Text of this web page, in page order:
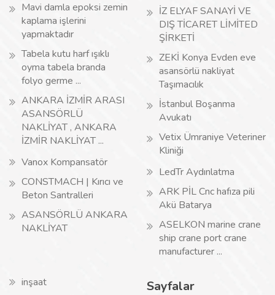
Mavi damla epoksi zemin
kaplama işlerini
yapmaktadır
Tabela kutu harf ışıklı
oyma tabela branda
folyo germe ...
ANKARA İZMİR ARASI
ASANSÖRLÜ
NAKLİYAT , ANKARA
İZMİR NAKLİYAT ...
Vanox Kompansatör
CONSTMACH | Kırıcı ve
Beton Santralleri
ASANSÖRLÜ ANKARA
NAKLİYAT
İZ ELYAF SANAYİ VE
DIŞ TİCARET LİMİTED
ŞİRKETİ
ZEKİ Konya Evden eve
asansörlü nakliyat
Taşımacılık
İstanbul Boşanma
Avukatı
Vetix Ümraniye Veteriner
Kliniği
LedTr Aydınlatma
ARK PİL Cnc hafıza pili
Akü Batarya
ASELKON marine crane
ship crane port crane
manufacturer ...
inşaat
Sayfalar